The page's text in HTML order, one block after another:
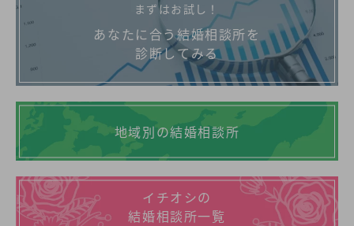
まずはお試し！
あなたに合う結婚相談所を
診断してみる
地域別の結婚相談所
イチオシの
結婚相談所一覧